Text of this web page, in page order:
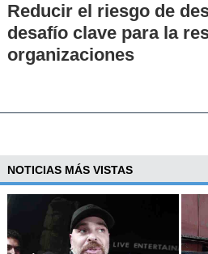
las
Los 70 años
la UC:
al desarrollo
NOTICIAS MÁS VISTAS